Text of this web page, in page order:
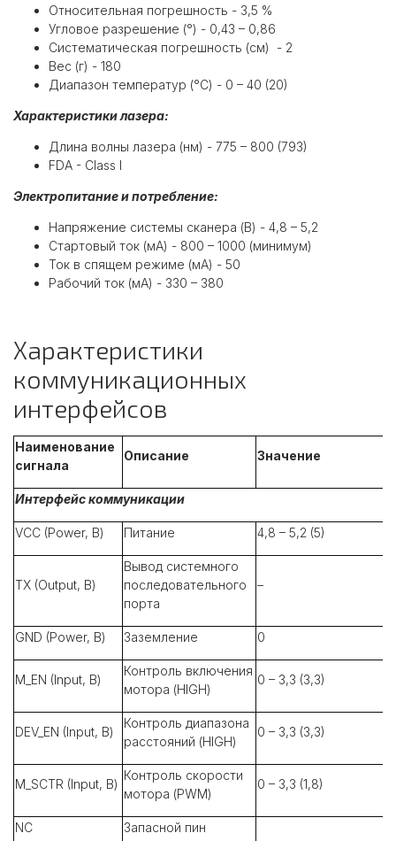
Относительная погрешность - 3,5 %
Угловое разрешение (°) - 0,43 – 0,86
Систематическая погрешность (см) - 2
Вес (г) - 180
Диапазон температур (°С) - 0 – 40 (20)
Характеристики лазера:
Длина волны лазера (нм) - 775 – 800 (793)
FDA - Class I
Электропитание и потребление:
Напряжение системы сканера (В) - 4,8 – 5,2
Стартовый ток (мА) - 800 – 1000 (минимум)
Ток в спящем режиме (мА) - 50
Рабочий ток (мА) - 330 – 380
Характеристики
коммуникационных
интерфейсов
Наименование
сигнала
Описание Значение
Интерфейс коммуникации
VCC (Power, В) Питание 4,8 – 5,2 (5)
TX (Output, В)
Вывод системного
последовательного
порта
–
GND (Power, В) Заземление 0
M_EN (Input, В)
Контроль включения
мотора (HIGH)
0 – 3,3 (3,3)
DEV_EN (Input, В)
Контроль диапазона
расстояний (HIGH)
0 – 3,3 (3,3)
M_SCTR (Input, В)
Контроль скорости
мотора (PWM)
0 – 3,3 (1,8)
NC Запасной пин